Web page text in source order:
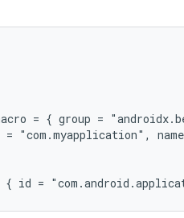
= { group =
"com.myapplication",